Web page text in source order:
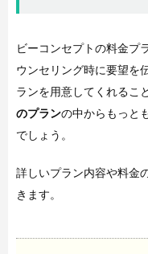
ビーコンセプトの料金プ
ウンセリング時に要望を
ランを用意してくれるこ
のプランの中からもっと
でしょう。
詳しいプラン内容や料金
きます。